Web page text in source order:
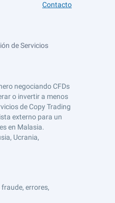
Contacto
de Servicios
negociando CFDs
o invertir a menos
de Copy Trading
externo para un
en Malasia.
Ucrania,
errores,